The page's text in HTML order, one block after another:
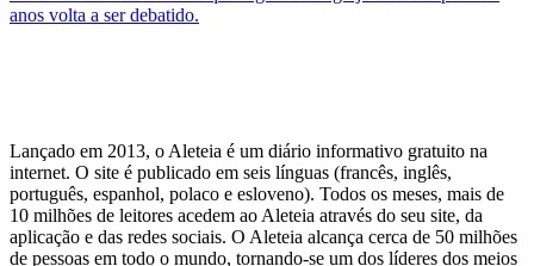
anos volta a ser debatido.
Lançado em 2013, o Aleteia é um diário informativo gratuito na
internet. O site é publicado em seis línguas (francês, inglês,
português, espanhol, polaco e esloveno). Todos os meses, mais de
10 milhões de leitores acedem ao Aleteia através do seu site, da
aplicação e das redes sociais. O Aleteia alcança cerca de 50 milhões
de pessoas em todo o mundo, tornando-se um dos líderes dos meios